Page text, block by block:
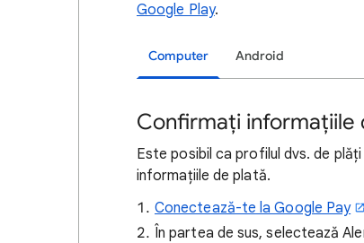
Google Play.
Computer Android
Confirmați informațiile
Este posibil ca profilul dvs. de
informațiile de plată.
Conectează-te la Google Pay
În partea de sus, selectează